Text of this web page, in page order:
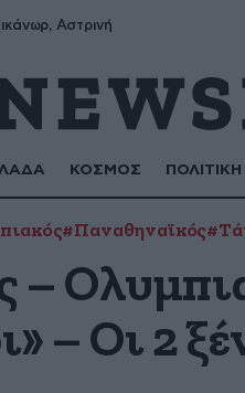
Αστρινή
ΚΟΣΜΟΣ ΠΟΛΙΤΙΚΗ
#Παναθηναϊκός
–
– Οι 2